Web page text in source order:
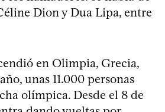
Dion y Dua Lipa, entre
en Olimpia, Grecia,
unas 11.000 personas
olímpica. Desde el 8 de